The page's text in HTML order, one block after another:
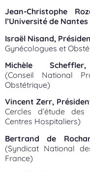
Jean-Christophe
l’Université de Nantes
Israël Nisand,
Gynécologues et
Michèle
(Conseil National
Obstétrique)
Vincent Zerr,
Cercles d’étude des
Centres Hospitaliers)
Bertrand de
(Syndicat National
France)